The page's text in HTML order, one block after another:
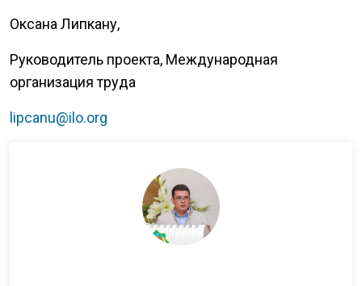
Оксана Липкану,
Руководитель проекта, Международная
организация труда
lipcanu@ilo.org